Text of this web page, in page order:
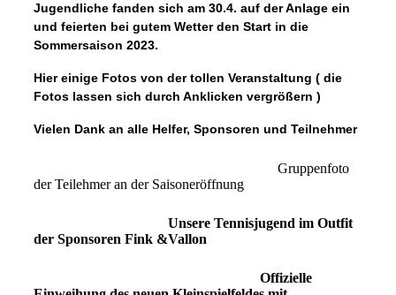
Jugendliche fanden sich am 30.4. auf der Anlage ein
und feierten bei gutem Wetter den Start in die
Sommersaison 2023.
Hier einige Fotos von der tollen Veranstaltung ( die
Fotos lassen sich durch Anklicken vergrößern )
Vielen Dank an alle Helfer, Sponsoren und Teilnehmer
Gruppenfoto
der Teilehmer an der Saisoneröffnung
Unsere Tennisjugend im Outfit
der Sponsoren Fink &Vallon
Offizielle